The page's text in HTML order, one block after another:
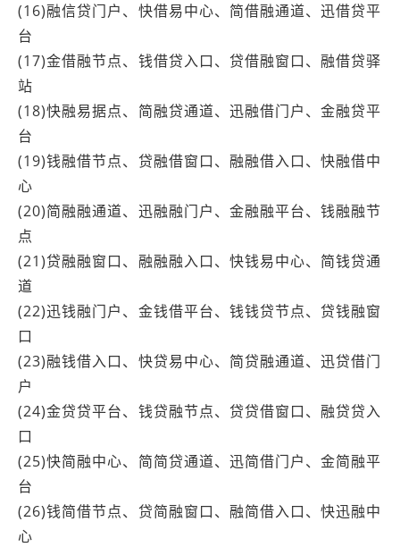
(16)融信贷门户、快借易中心、简借融通道、迅借贷平
台
(17)金借融节点、钱借贷入口、贷借融窗口、融借贷驿
站
(18)快融易据点、简融贷通道、迅融借门户、金融贷平
台
(19)钱融借节点、贷融借窗口、融融借入口、快融借中
心
(20)简融融通道、迅融融门户、金融融平台、钱融融节
点
(21)贷融融窗口、融融融入口、快钱易中心、简钱贷通
道
(22)迅钱融门户、金钱借平台、钱钱贷节点、贷钱融窗
口
(23)融钱借入口、快贷易中心、简贷融通道、迅贷借门
户
(24)金贷贷平台、钱贷融节点、贷贷借窗口、融贷贷入
口
(25)快简融中心、简简贷通道、迅简借门户、金简融平
台
(26)钱简借节点、贷简融窗口、融简借入口、快迅融中
心